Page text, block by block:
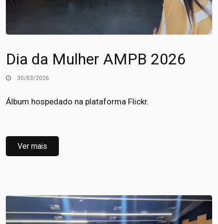
Dia da Mulher AMPB 2026
30/03/2026
Álbum hospedado na plataforma Flickr.
Ver mais